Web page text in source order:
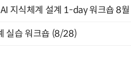
지식체계 설계 1-day 워크숍 8월
실습 워크숍 (8/28)